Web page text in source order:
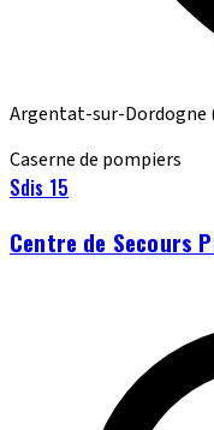
Argentat-sur-Dordogne
Caserne de pompiers
Sdis 15
Centre de Secours